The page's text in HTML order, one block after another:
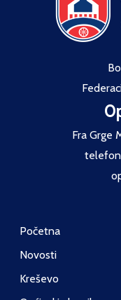
Fra Grge
Početna
Novosti
Kreševo